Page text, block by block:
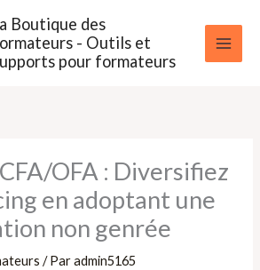
Boutique des
- Outils et
pour formateurs
OFA : Diversifiez
en adoptant une
non genrée
/ Paradmin5165